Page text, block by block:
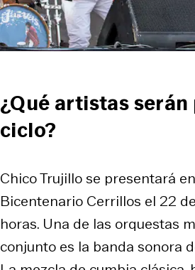
¿Qué artistas
ciclo?
Chico Trujillo se presentará
Bicentenario Cerrillos el 22
horas. Una de las orquestas
conjunto es la banda sonora